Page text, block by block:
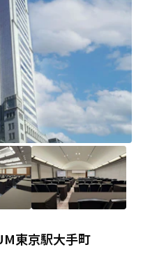
東京駅大手町